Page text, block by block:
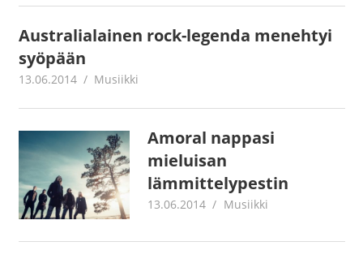
Australialainen rock-legenda menehtyi
syöpään
13.06.2014 mestanet
Musiikki
Amoral nappasi
mieluisan
lämmittelypestin
13.06.2014 mestanet
Musiikki